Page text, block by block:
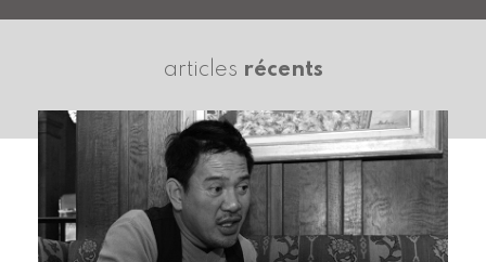
articles récents